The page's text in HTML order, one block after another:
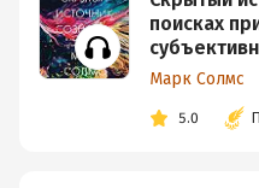
поисках
Марк Солмс
5.0